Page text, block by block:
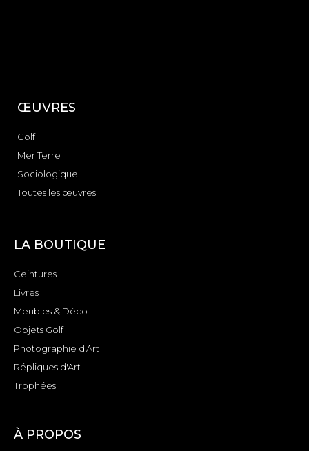
ŒUVRES
Golf
Mer Terre
Sociologique
Toutes les œuvres
LA BOUTIQUE
Ceintures
Livres
Meubles & Déco
Objets Golf
Photographie d'Art
Répliques d'Art
Trophées
À PROPOS